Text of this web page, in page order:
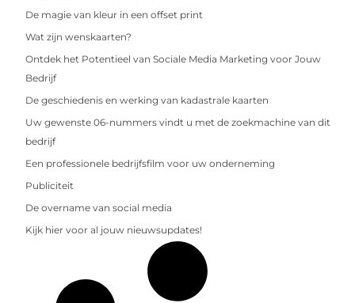
De magie van kleur in een offset print
Wat zijn wenskaarten?
Ontdek het Potentieel van Sociale Media Marketing voor Jouw
Bedrijf
De geschiedenis en werking van kadastrale kaarten
Uw gewenste 06-nummers vindt u met de zoekmachine van dit
bedrijf
Een professionele bedrijfsfilm voor uw onderneming
Publiciteit
De overname van social media
Kijk hier voor al jouw nieuwsupdates!